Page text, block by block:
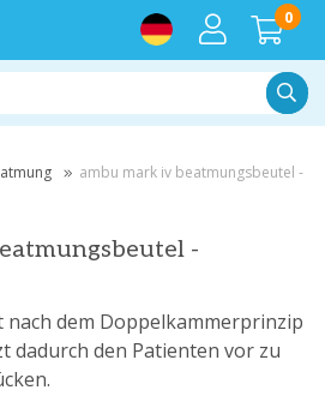
0
ambu mark iv beatmungsbeutel -
-
nach dem Doppelkammerprinzip
dadurch den Patienten vor zu